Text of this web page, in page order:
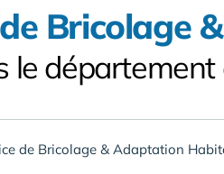
Bricolage
le
de Bricolage & Adaptation